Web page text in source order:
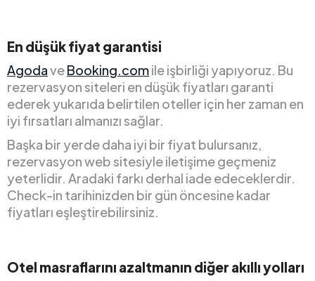
En düşük fiyat garantisi
AgodaveBooking.comile işbirliği yapıyoruz. Bu
rezervasyon siteleri en düşük fiyatları garanti
ederek yukarıda belirtilen oteller için her zaman en
iyi fırsatları almanızı sağlar.
Başka bir yerde daha iyi bir fiyat bulursanız,
rezervasyon web sitesiyle iletişime geçmeniz
yeterlidir. Aradaki farkı derhal iade edeceklerdir.
Check-in tarihinizden bir gün öncesine kadar
fiyatları eşleştirebilirsiniz.
Otel masraflarını azaltmanın diğer akıllı yolları